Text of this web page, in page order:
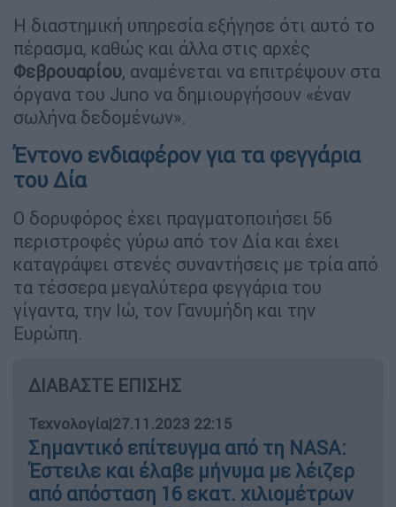
Η διαστημική υπηρεσία εξήγησε ότι αυτό το
πέρασμα, καθώς και άλλα στις αρχές
Φεβρουαρίου, αναμένεται να επιτρέψουν στα
όργανα του Juno να δημιουργήσουν «έναν
σωλήνα δεδομένων».
Έντονο ενδιαφέρον για τα φεγγάρια
του Δία
Ο δορυφόρος έχει πραγματοποιήσει 56
περιστροφές γύρω από τον Δία και έχει
καταγράψει στενές συναντήσεις με τρία από
τα τέσσερα μεγαλύτερα φεγγάρια του
γίγαντα, την Ιώ, τον Γανυμήδη και την
Ευρώπη.
ΔΙΑΒΑΣΤΕ ΕΠΙΣΗΣ
Τεχνολογία|27.11.2023 22:15
Σημαντικό επίτευγμα από τη NASA:
Έστειλε και έλαβε μήνυμα με λέιζερ
από απόσταση 16 εκατ. χιλιομέτρων